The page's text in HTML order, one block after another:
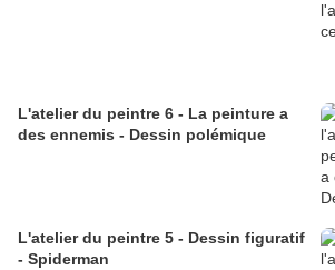
L'atelier du peintre 6 - La peinture a
des ennemis - Dessin polémique
L'atelier du peintre 5 - Dessin figuratif
- Spiderman